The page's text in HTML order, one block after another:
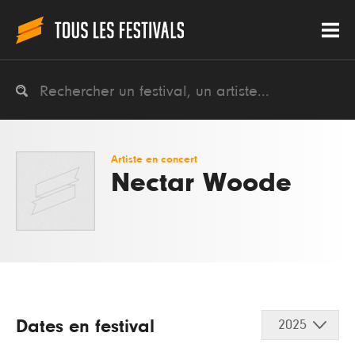
Artiste en concert
Nectar Woode
Dates en festival 2025